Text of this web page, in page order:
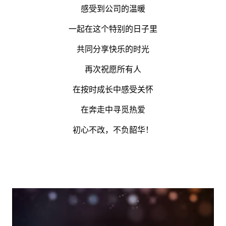
感受到公司的温暖
一起在这个特别的日子里
共同分享快乐的时光
再次祝愿所有人
在按时成长中感受关怀
在奔走中寻觅热爱
初心不改，不负韶华！